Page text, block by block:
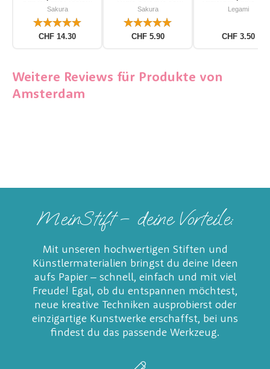
für Einsteiger 12-
Sakura
CHF 14.30
Pack
Sakura
CHF 5.90
Legami
CHF 3.50
Weitere Reviews für Produkte von
Amsterdam
MeinStift – deine Vorteile:
Mit unseren hochwertigen Stiften und
Künstlermaterialien bringst du deine Ideen
aufs Papier – schnell, einfach und mit viel
Freude! Egal, ob du entspannen möchtest,
neue kreative Techniken ausprobierst oder
einzigartige Kunstwerke erschaffst, bei uns
findest du das passende Werkzeug.